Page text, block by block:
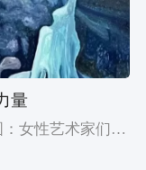
量
女性正以多重身份重塑全球艺术版图：女性艺术家们在创作中打破媒介边界，女性画廊主以敏锐眼光重构权力关系，而女性藏家的崛起正在重塑收藏美学。更值得关注的是全球双年展舞台上女性策展人的集体登场。从工作室到拍卖场，从幕后推手到台前掌舵，值此三八节，致敬所有以创造力与智识打破天花板的女性。她们正在从被凝视的客体，转变为凝视与叙事的主体，也让艺术本身走向更丰富、更真实。